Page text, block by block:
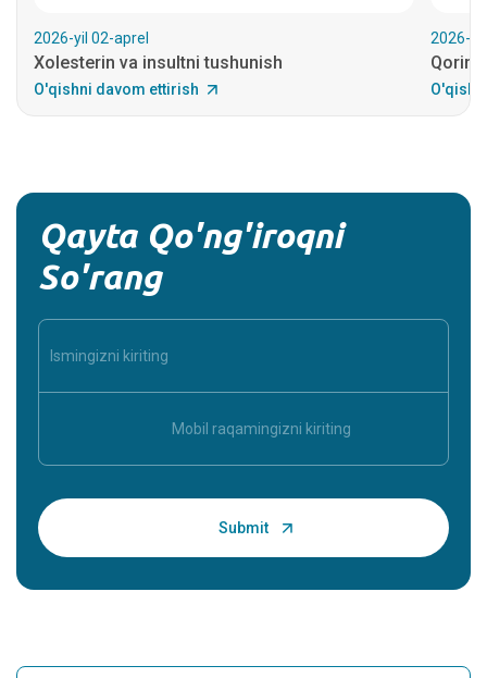
2026-yil 02-aprel
Xolesterin va insultni tushunish
O'qishni davom ettirish
2026-
Qorin
Qayta Qo'ng'iroqni
So'rang